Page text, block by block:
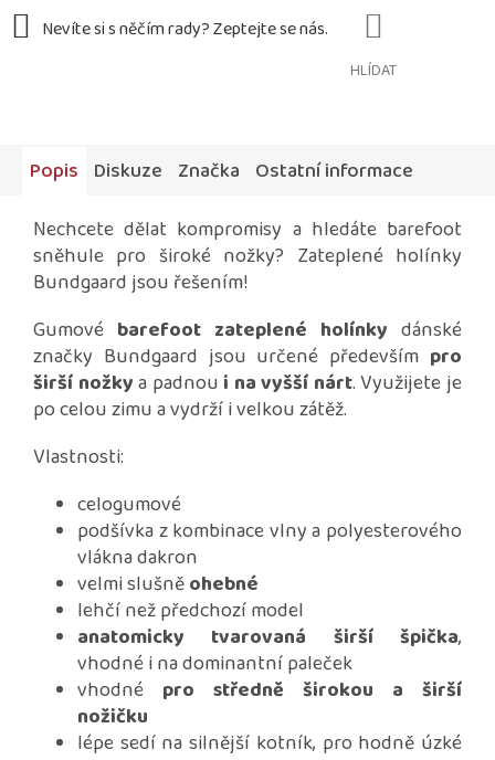
HLÍDAT
Popis Diskuze Značka Ostatní informace
Nechcete dělat kompromisy a hledáte barefoot
sněhule pro široké nožky? Zateplené holínky
Bundgaard jsou řešením!
Gumové barefoot zateplené holínky dánské
značky Bundgaard jsou určené především pro
širší nožkya padnou i na vyšší nárt. Využijete je
po celou zimu a vydrží i velkou zátěž.
Vlastnosti:
celogumové
podšívka z kombinace vlny a polyesterového
vlákna dakron
velmi slušněohebné
lehčí než předchozí model
anatomicky tvarovaná širší špička,
vhodné i na dominantní paleček
vhodné pro středně širokou a širší
nožičku
lépe sedí na silnější kotník, pro hodně úzké